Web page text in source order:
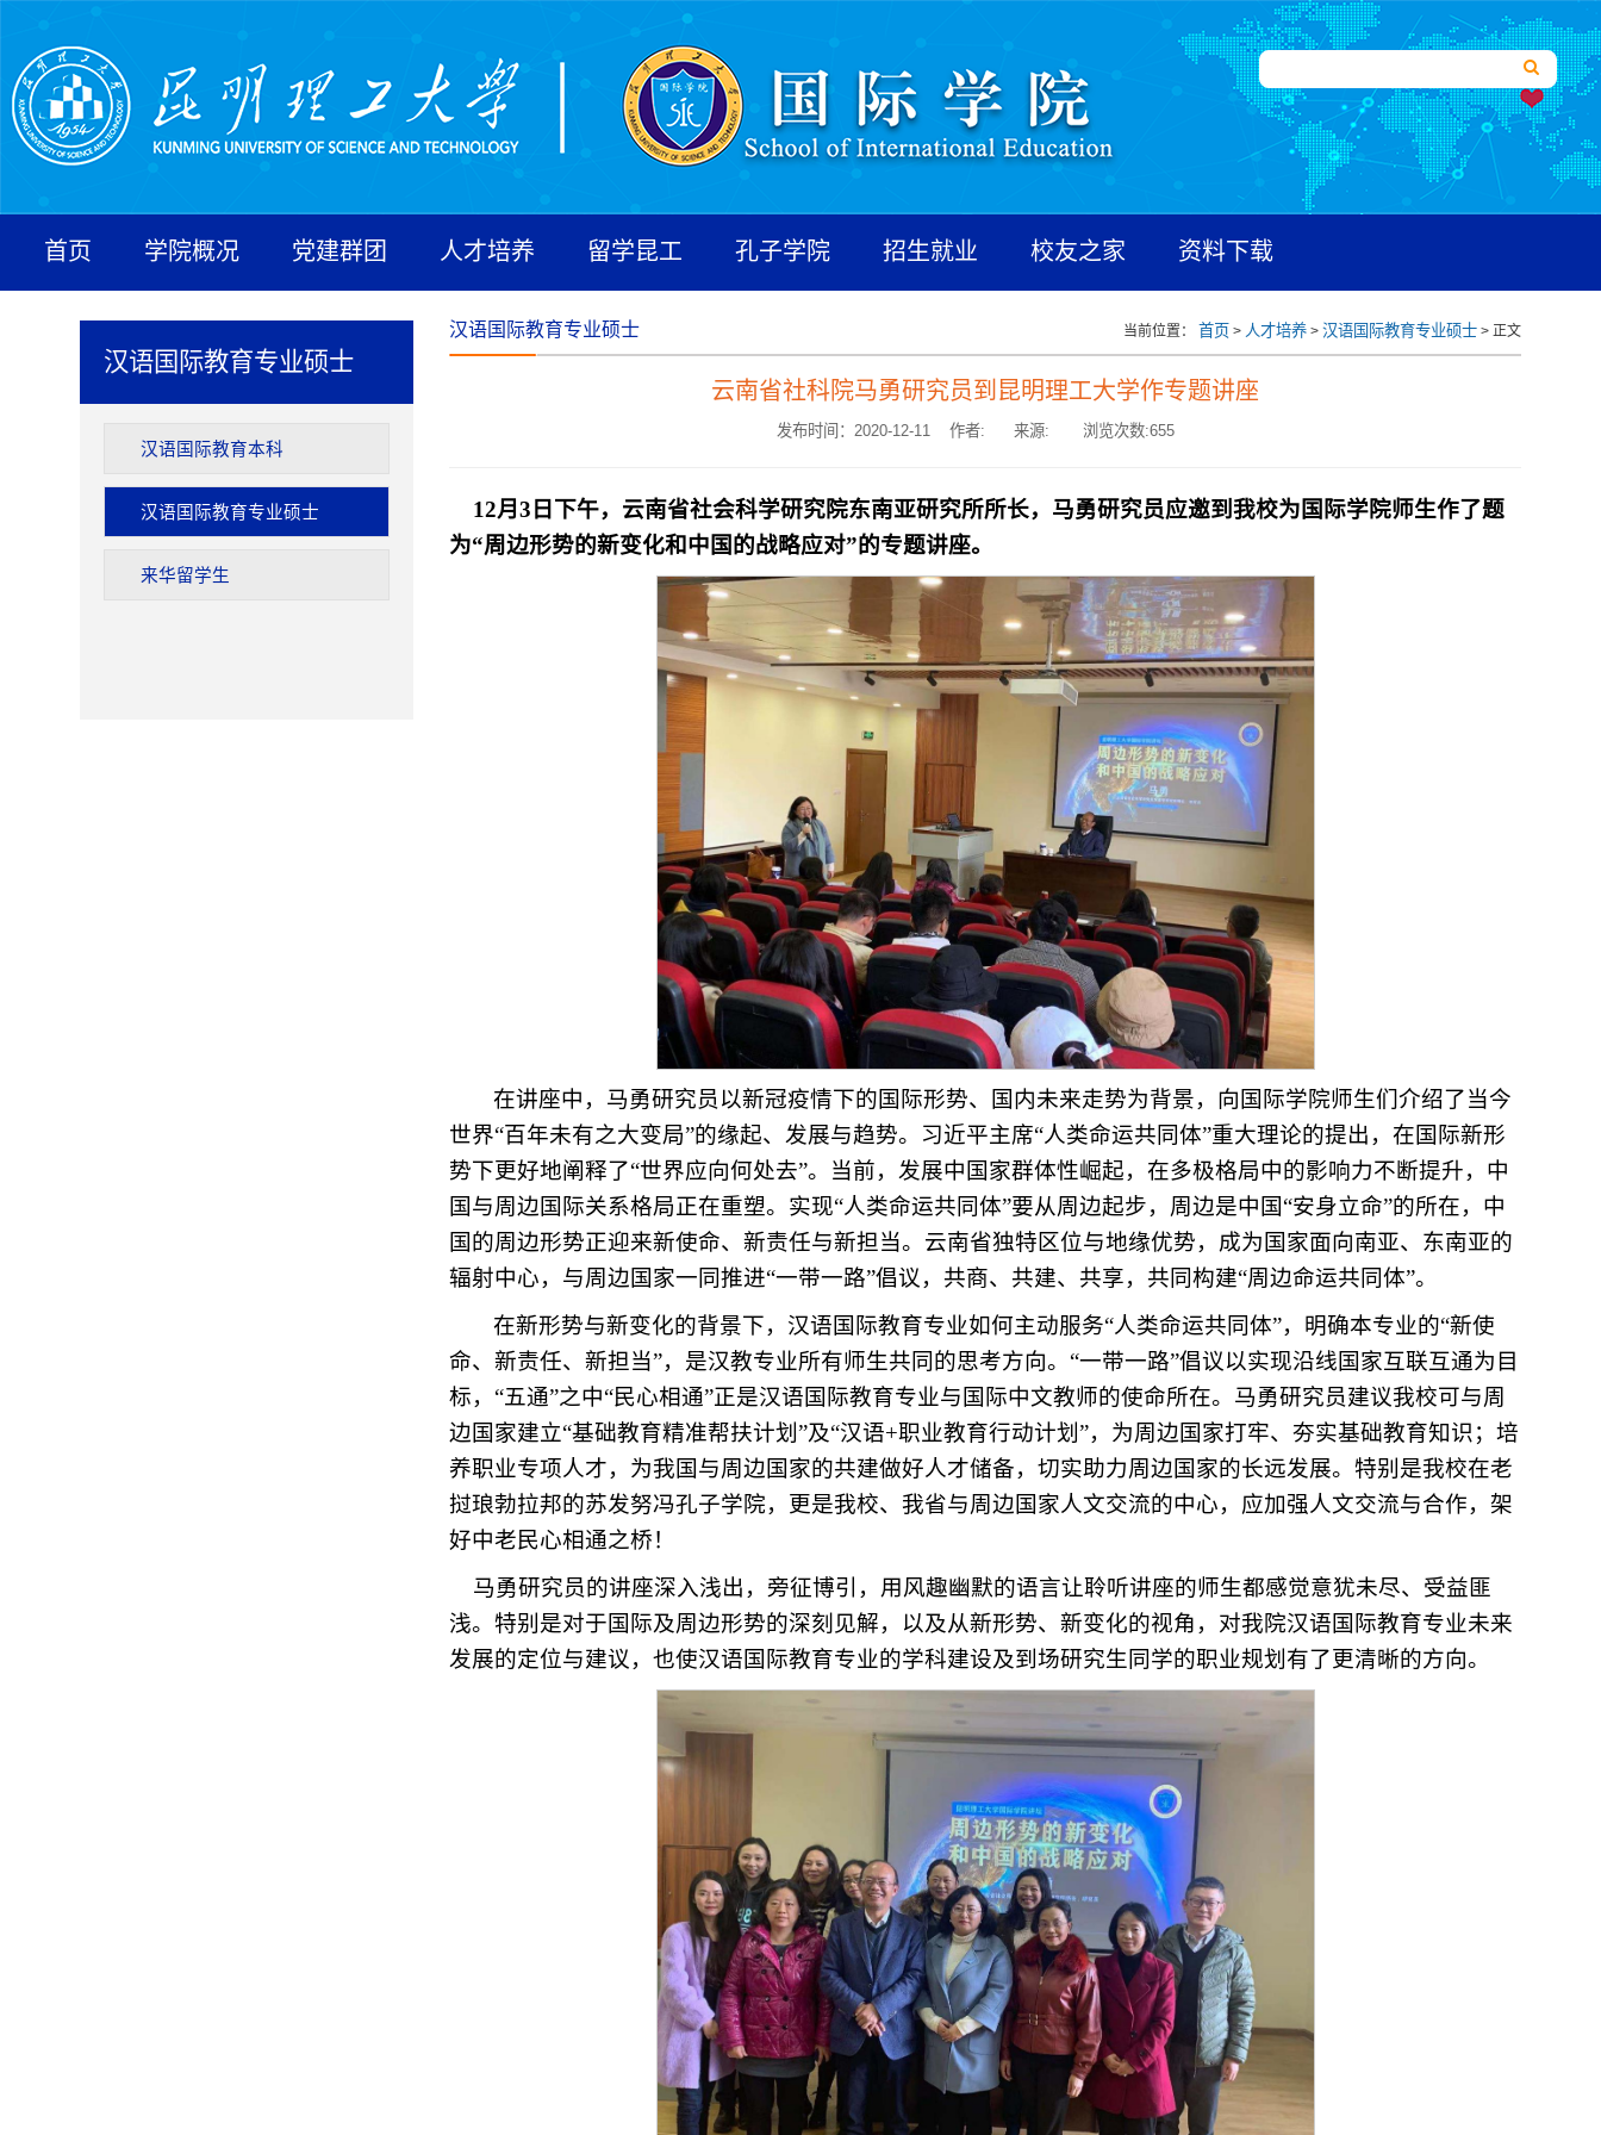
首页 学院概况 党建群团 人才培养 留学昆工 孔子学院 招生就业 校友之家 资料下载
汉语国际教育专业硕士
汉语国际教育本科
汉语国际教育专业硕士
来华留学生
汉语国际教育专业硕士 当前位置： 首页 > 人才培养 > 汉语国际教育专业硕士 > 正文
云南省社科院马勇研究员到昆明理工大学作专题讲座
发布时间：2020-12-11 作者: 来源: 浏览次数:655
12月3日下午，云南省社会科学研究院东南亚研究所所长，马勇研究员应邀到我校为国际学院师生作了题
为“周边形势的新变化和中国的战略应对”的专题讲座。
在讲座中，马勇研究员以新冠疫情下的国际形势、国内未来走势为背景，向国际学院师生们介绍了当今
世界“百年未有之大变局”的缘起、发展与趋势。习近平主席“人类命运共同体”重大理论的提出，在国际新形
势下更好地阐释了“世界应向何处去”。当前，发展中国家群体性崛起，在多极格局中的影响力不断提升，中
国与周边国际关系格局正在重塑。实现“人类命运共同体”要从周边起步，周边是中国“安身立命”的所在，中
国的周边形势正迎来新使命、新责任与新担当。云南省独特区位与地缘优势，成为国家面向南亚、东南亚的
辐射中心，与周边国家一同推进“一带一路”倡议，共商、共建、共享，共同构建“周边命运共同体”。
在新形势与新变化的背景下，汉语国际教育专业如何主动服务“人类命运共同体”，明确本专业的“新使
命、新责任、新担当”，是汉教专业所有师生共同的思考方向。“一带一路”倡议以实现沿线国家互联互通为目
标，“五通”之中“民心相通”正是汉语国际教育专业与国际中文教师的使命所在。马勇研究员建议我校可与周
边国家建立“基础教育精准帮扶计划”及“汉语+职业教育行动计划”，为周边国家打牢、夯实基础教育知识；培
养职业专项人才，为我国与周边国家的共建做好人才储备，切实助力周边国家的长远发展。特别是我校在老
挝琅勃拉邦的苏发努冯孔子学院，更是我校、我省与周边国家人文交流的中心，应加强人文交流与合作，架
好中老民心相通之桥！
马勇研究员的讲座深入浅出，旁征博引，用风趣幽默的语言让聆听讲座的师生都感觉意犹未尽、受益匪
浅。特别是对于国际及周边形势的深刻见解，以及从新形势、新变化的视角，对我院汉语国际教育专业未来
发展的定位与建议，也使汉语国际教育专业的学科建设及到场研究生同学的职业规划有了更清晰的方向。